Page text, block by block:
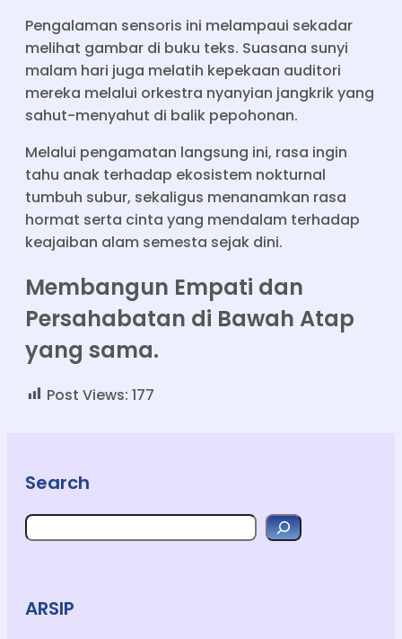
Pengalaman sensoris ini melampaui sekadar
melihat gambar di buku teks. Suasana sunyi
malam hari juga melatih kepekaan auditori
mereka melalui orkestra nyanyian jangkrik yang
sahut-menyahut di balik pepohonan.
Melalui pengamatan langsung ini, rasa ingin
tahu anak terhadap ekosistem nokturnal
tumbuh subur, sekaligus menanamkan rasa
hormat serta cinta yang mendalam terhadap
keajaiban alam semesta sejak dini.
Membangun Empati dan
Persahabatan di Bawah Atap
yang sama.
Post Views: 177
Search
Search
ARSIP